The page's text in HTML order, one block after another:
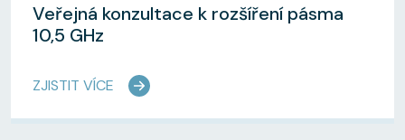
Veřejná konzultace k rozšíření pásma
10,5 GHz
ZJISTIT VÍCE